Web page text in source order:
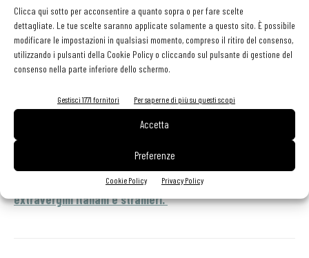
Clicca qui sotto per acconsentire a quanto sopra o per fare scelte
dettagliate. Le tue scelte saranno applicate solamente a questo sito. È possibile
modificare le impostazioni in qualsiasi momento, compreso il ritiro del consenso,
utilizzando i pulsanti della Cookie Policy o cliccando sul pulsante di gestione del
consenso nella parte inferiore dello schermo.
Gestisci 1771 fornitori Per saperne di più su questi scopi
Accetta
Preferenze
Cookie Policy Privacy Policy
con gusto vegetale di carciofo, e note speziate, una lieve
astringenza e, in chiusura, sentori di mandorla verde e una punta
piccante. Da utilizzare con pasta integrale al pomodoro ciliegino
fresco, o con pesce spada alla griglia con pomodori ciliegini e olive.
Luigi Caricato ci racconta l'olio extravergine. Clicca qui
Ogni secondo martedì del mese
andiamo alla scoperta del miglior utilizzo in cucina degli
extravergini italiani e stranieri.